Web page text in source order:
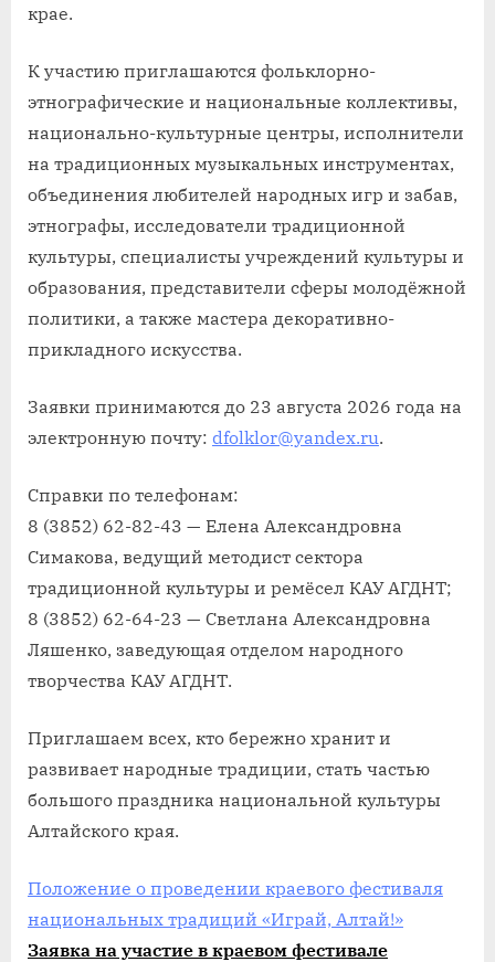
крае.
К участию приглашаются фольклорно-
этнографические и национальные коллективы,
национально-культурные центры, исполнители
на традиционных музыкальных инструментах,
объединения любителей народных игр и забав,
этнографы, исследователи традиционной
культуры, специалисты учреждений культуры и
образования, представители сферы молодёжной
политики, а также мастера декоративно-
прикладного искусства.
Заявки принимаются до 23 августа 2026 года на
электронную почту: dfolklor@yandex.ru.
Справки по телефонам:
8 (3852) 62-82-43 — Елена Александровна
Симакова, ведущий методист сектора
традиционной культуры и ремёсел КАУ АГДНТ;
8 (3852) 62-64-23 — Светлана Александровна
Ляшенко, заведующая отделом народного
творчества КАУ АГДНТ.
Приглашаем всех, кто бережно хранит и
развивает народные традиции, стать частью
большого праздника национальной культуры
Алтайского края.
Положение о проведении краевого фестиваля
национальных традиций «Играй, Алтай!»
Заявка на участие в краевом фестивале